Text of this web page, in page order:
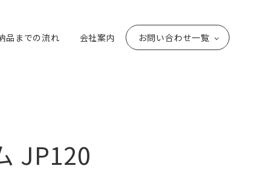
品までの流れ 会社案内 お問い合わせ一覧
JP120